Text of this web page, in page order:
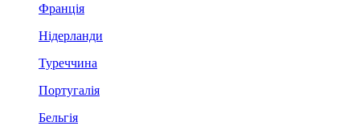
Франція
Нідерланди
Туреччина
Португалія
Бельгія